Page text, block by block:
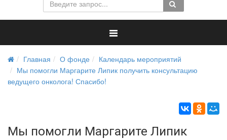
Главная О фонде
Календарь мероприятий
Мы помогли Маргарите Липик получить консультацию
ведущего онколога! Спасибо!
Мы помогли Маргарите Липик